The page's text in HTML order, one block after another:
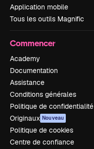
Application mobile
Tous les outils Magnific
Commencer
Academy
Documentation
Assistance
Conditions générales
Politique de confidentialité
Originaux Nouveau
Politique de cookies
Centre de confiance